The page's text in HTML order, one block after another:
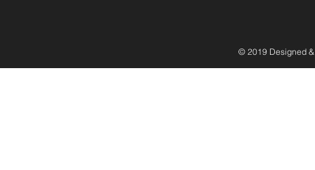
© 2019 Designed